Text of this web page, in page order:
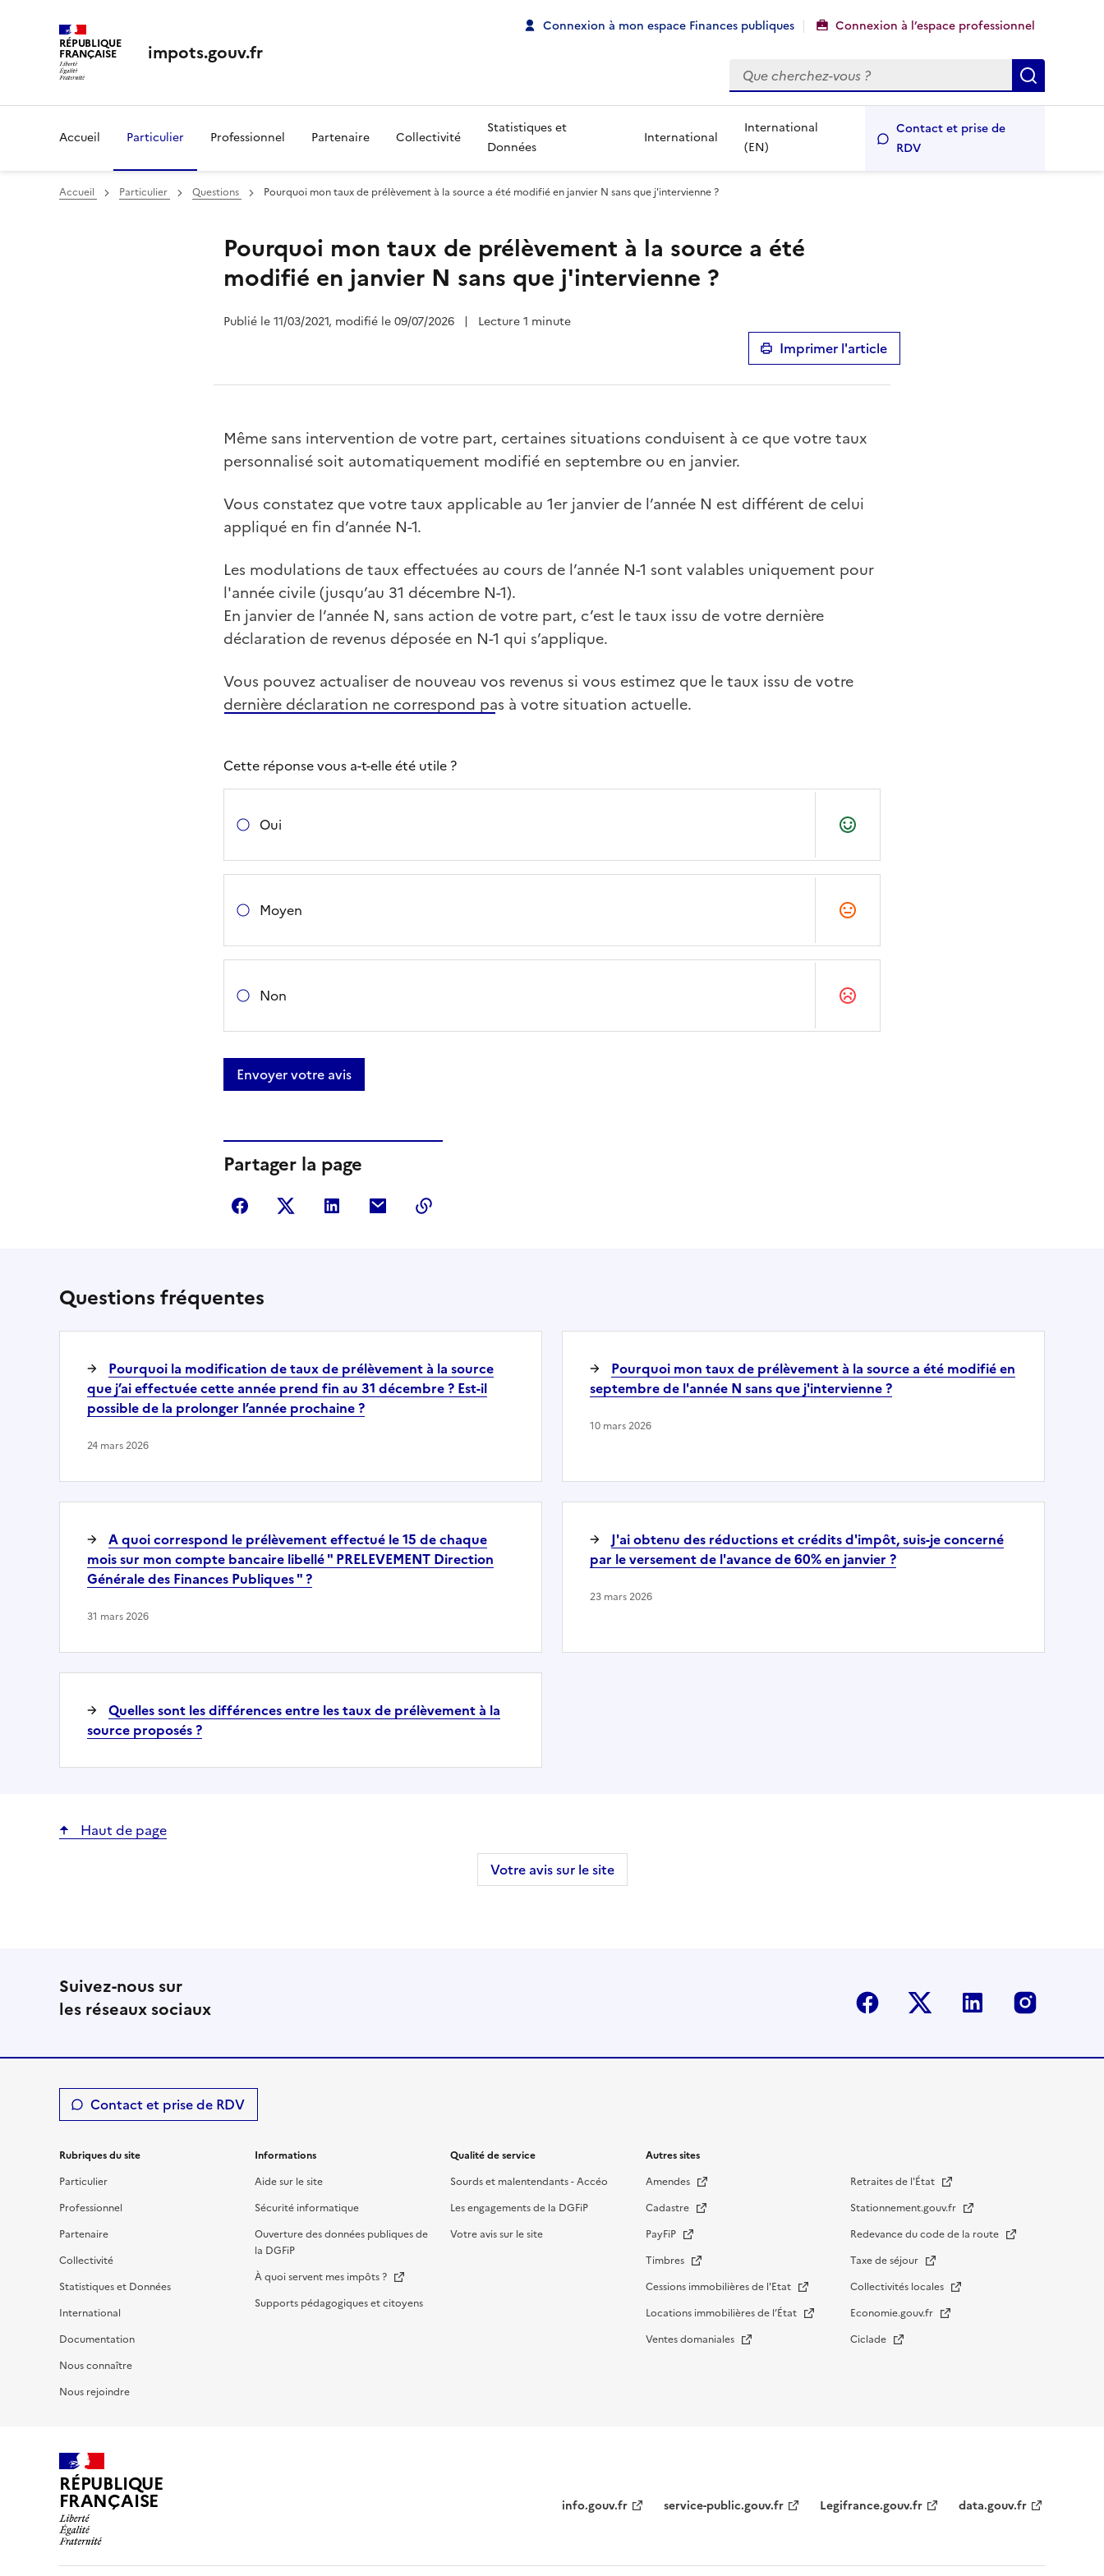
RÉPUBLIQUE
FRANÇAISE impots.gouv.fr
Connexion à mon espace Finances publiques Connexion à l’espace professionnel
Rechercher
Accueil Particulier Professionnel Partenaire Collectivité
Statistiques et
Données
International
International
(EN)
Contact et prise de
RDV
Accueil Particulier Questions Pourquoi mon taux de prélèvement à la source a été modifié en janvier N sans que j'intervienne ?
Pourquoi mon taux de prélèvement à la source a été
modifié en janvier N sans que j'intervienne ?
Publié le 11/03/2021, modifié le 09/07/2026 | Lecture 1 minute
Imprimer l'article
Même sans intervention de votre part, certaines situations conduisent à ce que votre taux
personnalisé soit automatiquement modifié en septembre ou en janvier.
Vous constatez que votre taux applicable au 1er janvier de l’année N est différent de celui
appliqué en fin d’année N-1.
Les modulations de taux effectuées au cours de l’année N-1 sont valables uniquement pour
l'année civile (jusqu’au 31 décembre N-1).
En janvier de l’année N, sans action de votre part, c’est le taux issu de votre dernière
déclaration de revenus déposée en N-1 qui s’applique.
Vous pouvez actualiser de nouveau vos revenus si vous estimez que le taux issu de votre
dernière déclaration ne correspond pas à votre situation actuelle.
Cette réponse vous a-t-elle été utile ?
Oui
Moyen
Non
Envoyer votre avis
Partager la page
Partager sur Facebook
Partager sur Twitter
Partager sur LinkedIn
Partager par courriel
Questions fréquentes
Pourquoi la modification de taux de prélèvement à la source
que j’ai effectuée cette année prend fin au 31 décembre ? Est-il
possible de la prolonger l’année prochaine ?
24 mars 2026
Pourquoi mon taux de prélèvement à la source a été modifié en
septembre de l'année N sans que j'intervienne ?
10 mars 2026
A quoi correspond le prélèvement effectué le 15 de chaque
mois sur mon compte bancaire libellé " PRELEVEMENT Direction
Générale des Finances Publiques " ?
31 mars 2026
J'ai obtenu des réductions et crédits d'impôt, suis-je concerné
par le versement de l'avance de 60% en janvier ?
23 mars 2026
Quelles sont les différences entre les taux de prélèvement à la
source proposés ?
Haut de page
Votre avis sur le site
Suivez-nous sur
les réseaux sociaux
Facebook Twitter-X Linkedin
Contact et prise de RDV
Rubriques du site
Particulier
Professionnel
Partenaire
Collectivité
Statistiques et Données
International
Documentation
Nous connaître
Nous rejoindre
Informations
Aide sur le site
Sécurité informatique
Ouverture des données publiques de
la DGFiP
À quoi servent mes impôts ?
Supports pédagogiques et citoyens
Qualité de service
Sourds et malentendants - Accéo
Les engagements de la DGFiP
Votre avis sur le site
Autres sites
Amendes
Cadastre
PayFiP
Timbres
Cessions immobilières de l'Etat
Locations immobilières de l’État
Ventes domaniales
Retraites de l'État
Stationnement.gouv.fr
Redevance du code de la route
Taxe de séjour
Collectivités locales
Economie.gouv.fr
Ciclade
RÉPUBLIQUE
FRANÇAISE
institutionnel
info.gouv.fr service-public.gouv.fr Legifrance.gouv.fr data.gouv.fr